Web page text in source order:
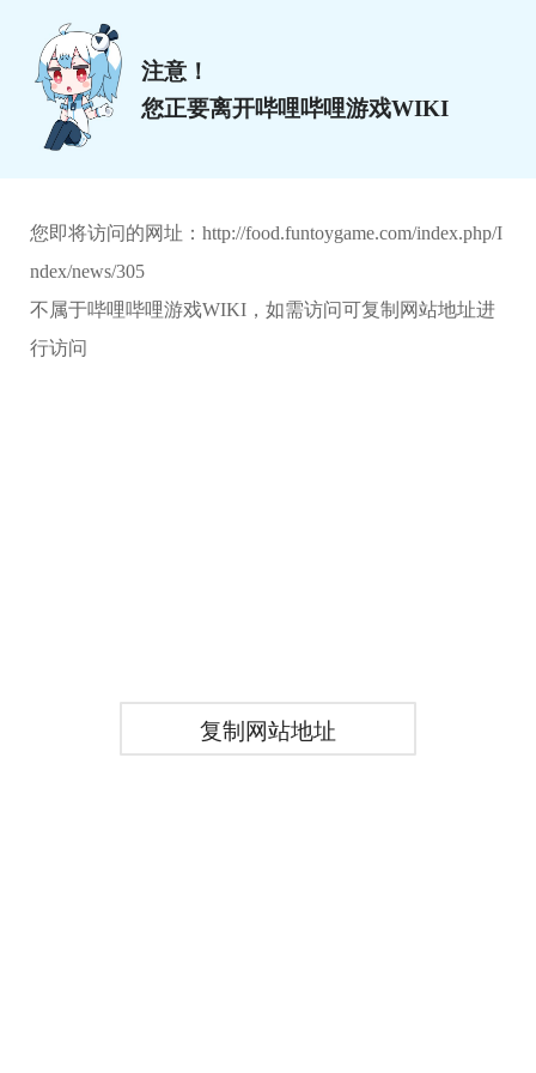
注意！
您正要离开哔哩哔哩游戏WIKI
您即将访问的网址： http://food.funtoygame.com/index.php/I
ndex/news/305
不属于哔哩哔哩游戏WIKI，如需访问可复制网站地址进
行访问
复制网站地址